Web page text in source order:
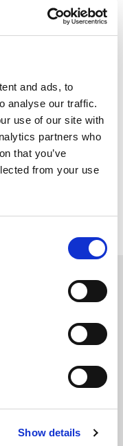
and ads, to
analyse our traffic.
use of our site with
partners who
that you’ve
from your use
Show details
vetro,
al vapore.
acidi e alcali.
ridotti tempi
del rumore al
DATI PER